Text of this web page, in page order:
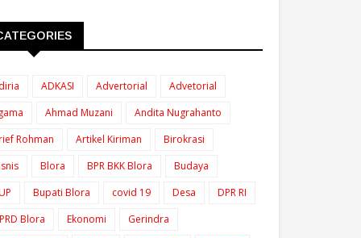
ADKASI Advertorial
Advetorial
Ahmad Muzani
Andita Nugrahanto
Rohman
Artikel Kiriman
Birokrasi
Blora BPR BKK Blora
Budaya
Bupati Blora covid 19 Desa
DPR RI
Blora
Ekonomi
Gerindra